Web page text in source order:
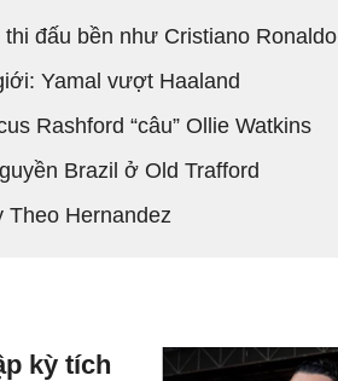
đấu bền như Cristiano Ronaldo
Yamal vượt Haaland
Rashford “câu” Ollie Watkins
Brazil ở Old Trafford
Theo Hernandez
kỳ tích